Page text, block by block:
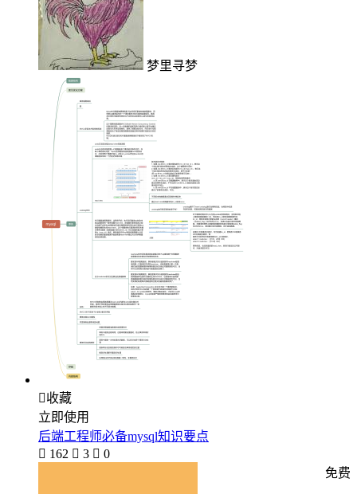
梦里寻梦
收藏
立即使用
后端工程师必备mysql知识要点
 162  3  0
免费